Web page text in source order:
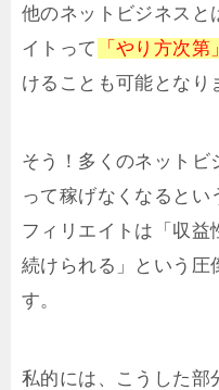
他のネットビジネスと
イトって
「やり方次第」
けることも可能となり
そう！多くのネットビ
って稼げなくなるとい
フィリエイトは「収益
続けられる」という圧
す。
私的には、こうした部